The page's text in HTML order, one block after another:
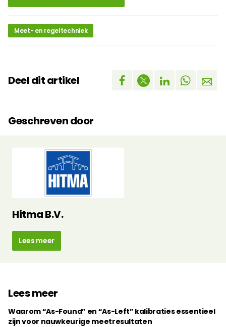
Meet- en regeltechniek
Deel dit artikel
Geschreven door
Hitma B.V.
Lees meer
Lees meer
Waarom “As-Found” en “As-Left” kalibraties essentieel
zijn voor nauwkeurige meetresultaten